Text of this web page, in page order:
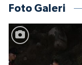
Foto Galeri